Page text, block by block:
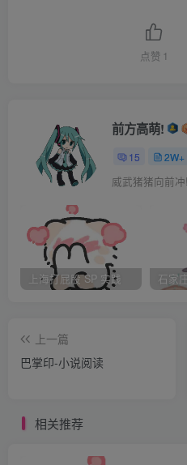
得到回应了的程翼风回到自
了。而苏流影想着洗澡会把药
点赞 1
前方高萌!
15 2W+
威武猪猪向前
上海打屁股 SP 实践
上一篇
巴掌印-小说阅读
相关推荐